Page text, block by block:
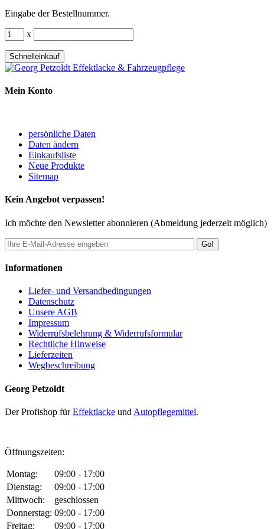
Eingabe der Bestellnummer.
x
Schnelleinkauf
Mein Konto
persönliche Daten
Daten ändern
Einkaufsliste
Neue Produkte
Sitemap
Kein Angebot verpassen!
Ich möchte den Newsletter abonnieren (Abmeldung jederzeit möglich)
Go!
Informationen
Liefer- und Versandbedingungen
Datenschutz
Unsere AGB
Impressum
Widerrufsbelehrung & Widerrufsformular
Rechtliche Hinweise
Lieferzeiten
Wegbeschreibung
Georg Petzoldt
Der Profishop fürEffektlacke und Autopflegemittel.
Öffnungszeiten:
Montag:
09:00 - 17:00
Dienstag:
09:00 - 17:00
Mittwoch:
geschlossen
Donnerstag: 09:00 - 17:00
Freitag:
09:00 - 17:00